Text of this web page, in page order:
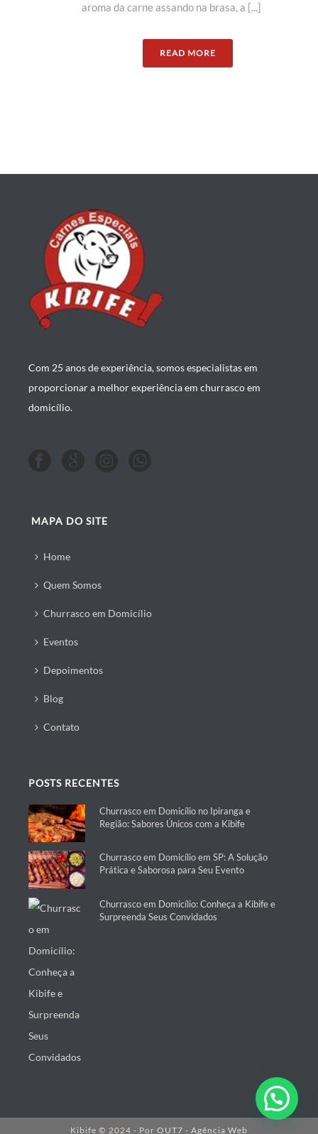
aroma da carne assando na brasa, a [...]
READ MORE
Com 25 anos de experiência, somos especialistas em
proporcionar a melhor experiência em churrasco em
domicílio.
MAPA DO SITE
Home
Quem Somos
Churrasco em Domicílio
Eventos
Depoimentos
Blog
Contato
POSTS RECENTES
Churrasco em Domicílio no Ipiranga e
Região: Sabores Únicos com a Kibife
Churrasco em Domicílio em SP: A Solução
Prática e Saborosa para Seu Evento
Churrasco em Domicílio: Conheça a Kibife e
Surpreenda Seus Convidados
Kibife © 2024 - Por OUT7 - Agência Web